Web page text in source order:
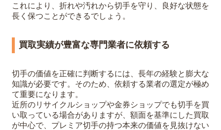
これにより、折れや汚れから切手を守り、良好な状態を
長く保つことができるでしょう。
買取実績が豊富な専門業者に依頼する
切手の価値を正確に判断するには、長年の経験と膨大な
知識が必要です。そのため、依頼する業者の選定が極め
て重要になります。
近所のリサイクルショップや金券ショップでも切手を買
い取っている場合がありますが、額面を基準にした買取
が中心で、プレミア切手の持つ本来の価値を見抜けない